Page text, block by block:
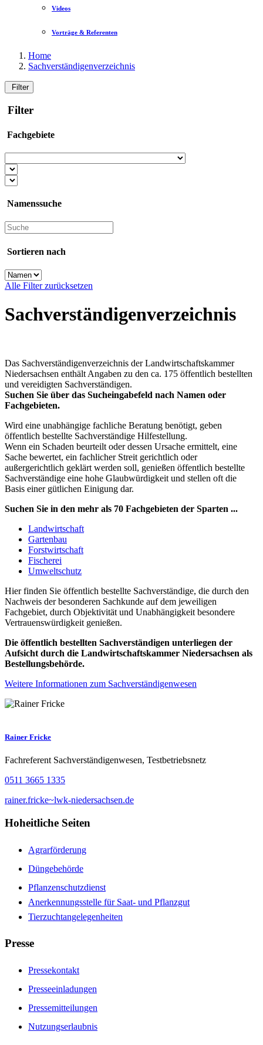
Videos
Vorträge & Referenten
Home
Sachverständigenverzeichnis
Filter
Filter
Fachgebiete
Namenssuche
Sortieren nach
Alle Filter zurücksetzen
Sachverständigenverzeichnis
Das Sachverständigenverzeichnis der Landwirtschaftskammer
Niedersachsen enthält Angaben zu den ca. 175 öffentlich bestellten
und vereidigten Sachverständigen.
Suchen Sie über das Sucheingabefeld nach Namen oder
Fachgebieten.
Wird eine unabhängige fachliche Beratung benötigt, geben
öffentlich bestellte Sachverständige Hilfestellung.
Wenn ein Schaden beurteilt oder dessen Ursache ermittelt, eine
Sache bewertet, ein fachlicher Streit gerichtlich oder
außergerichtlich geklärt werden soll, genießen öffentlich bestellte
Sachverständige eine hohe Glaubwürdigkeit und stellen oft die
Basis einer gütlichen Einigung dar.
Suchen Sie in den mehr als 70 Fachgebieten der Sparten ...
Landwirtschaft
Gartenbau
Forstwirtschaft
Fischerei
Umweltschutz
Hier finden Sie öffentlich bestellte Sachverständige, die durch den
Nachweis der besonderen Sachkunde auf dem jeweiligen
Fachgebiet, durch Objektivität und Unabhängigkeit besondere
Vertrauenswürdigkeit genießen.
Die öffentlich bestellten Sachverständigen unterliegen der
Aufsicht durch die Landwirtschaftskammer Niedersachsen als
Bestellungsbehörde.
Weitere Informationen zum Sachverständigenwesen
Rainer Fricke
Fachreferent Sachverständigenwesen, Testbetriebsnetz
0511 3665 1335
rainer.fricke~lwk-niedersachsen.de
Hoheitliche Seiten
Agrarförderung
Düngebehörde
Pflanzenschutzdienst
Anerkennungsstelle für Saat- und Pflanzgut
Tierzuchtangelegenheiten
Presse
Pressekontakt
Presseeinladungen
Pressemitteilungen
Nutzungserlaubnis